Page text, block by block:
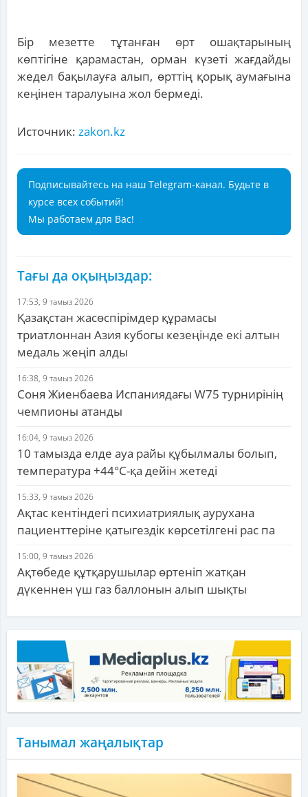
Бір мезетте тұтанған өрт ошақтарының
көптігіне қарамастан, орман күзеті жағдайды
жедел бақылауға алып, өрттің қорық аумағына
кеңінен таралуына жол бермеді.
Источник: zakon.kz
Подписывайтесь на наш Telegram-канал. Будьте в
курсе всех событий!
Мы работаем для Вас!
Тағы да оқыңыздар:
17:53, 9 тамыз 2026
Қазақстан жасөспірімдер құрамасы
триатлоннан Азия кубогы кезеңінде екі алтын
медаль жеңіп алды
16:38, 9 тамыз 2026
Соня Жиенбаева Испаниядағы W75 турнирінің
чемпионы атанды
16:04, 9 тамыз 2026
10 тамызда елде ауа райы құбылмалы болып,
температура +44°C-қа дейін жетеді
15:33, 9 тамыз 2026
Ақтас кентіндегі психиатриялық аурухана
пациенттеріне қатыгездік көрсетілгені рас па
15:00, 9 тамыз 2026
Ақтөбеде құтқарушылар өртеніп жатқан
дүкеннен үш газ баллонын алып шықты
Танымал жаңалықтар